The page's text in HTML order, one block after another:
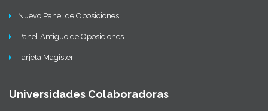
Nuevo Panel de Oposiciones
Panel Antiguo de Oposiciones
Tarjeta Magister
Universidades Colaboradoras